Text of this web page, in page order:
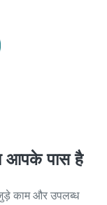
आपके पास है
काम और उपलब्ध